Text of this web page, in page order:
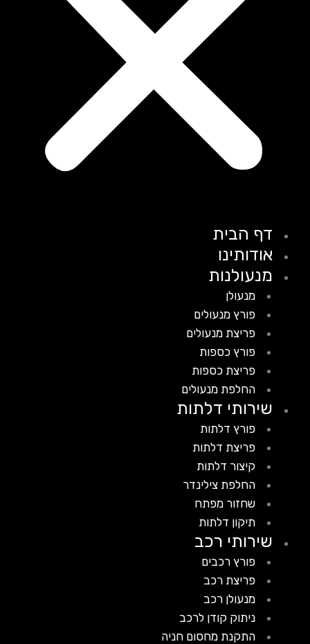
דף הבית
אודותינו
מנעולנות
מנעולן
פורץ מנעולים
פריצת מנעולים
פורץ כספות
פריצת כספות
החלפת מנעולים
שירותי דלתות
פורץ דלתות
פריצת דלתות
קיצור דלתות
החלפת צילינדר
שחזור מפתח
תיקון דלתות
שירותי רכב
פורץ רכבים
פריצת רכב
מנעולן רכב
ניתוק קודן לרכב
התקנת מחסום חניה